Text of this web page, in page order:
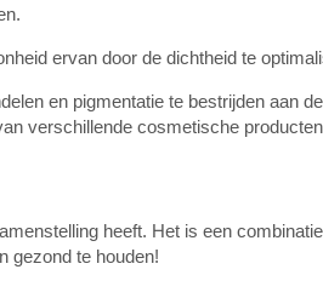
ervan door de dichtheid te
en pigmentatie te bestrijden aan
verschillende cosmetische
heeft. Het is een
gezond te houden!